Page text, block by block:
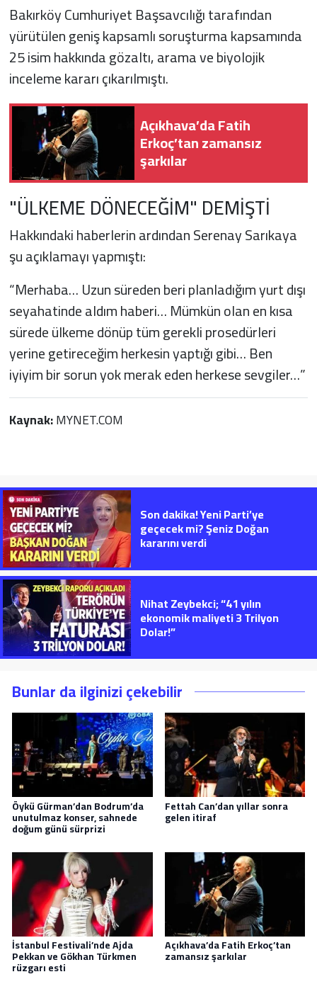
Bakırköy Cumhuriyet Başsavcılığı tarafından
yürütülen geniş kapsamlı soruşturma kapsamında
25 isim hakkında gözaltı, arama ve biyolojik
inceleme kararı çıkarılmıştı.
Açıkhava’da Fatih
Erkoç’tan zamansız
şarkılar
"ÜLKEME DÖNECEĞİM" DEMİŞTİ
Hakkındaki haberlerin ardından Serenay Sarıkaya
şu açıklamayı yapmıştı:
“Merhaba… Uzun süreden beri planladığım yurt dışı
seyahatinde aldım haberi… Mümkün olan en kısa
sürede ülkeme dönüp tüm gerekli prosedürleri
yerine getireceğim herkesin yaptığı gibi… Ben
iyiyim bir sorun yok merak eden herkese sevgiler…”
Kaynak:MYNET.COM
Son dakika! Yeni Parti’ye
geçecek mi? Şeniz Doğan
kararını verdi
Nihat Zeybekci; “41 yılın
ekonomik maliyeti 3 Trilyon
Dolar!”
Bunlar da ilginizi çekebilir
Öykü Gürman’dan Bodrum’da
unutulmaz konser, sahnede
doğum günü sürprizi
Fettah Can’dan yıllar sonra
gelen itiraf
İstanbul Festivali’nde Ajda
Pekkan ve Gökhan Türkmen
rüzgarı esti
Açıkhava’da Fatih Erkoç’tan
zamansız şarkılar